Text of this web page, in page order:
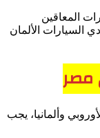
المعاقين
السيارات الألمان
مصر
وألمانيا، يجب